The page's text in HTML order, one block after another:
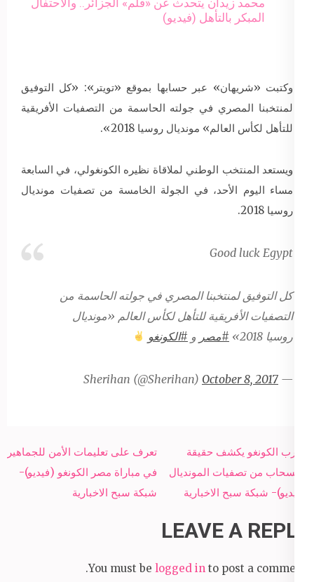
المبكر بالتأهل (فيديو)
وكتبت «شريهان» عبر حسابها بموقع «تويتر»: «كل التوفيق
لمنتخبنا المصري في جولته الحاسمة من التصفيات الأفريقية
للتأهل لكأس العالم» مونديال روسيا 2018».
ويستعد المنتخب الوطني لملاقاة نظيره الكونغولي، في السابعة
مساء اليوم الأحد، في الجولة الخامسة من تصفيات مونديال
روسيا 2018.
Good luck Egypt
كل التوفيق لمنتخبنا المصري في جولته الحاسمة من
التصفيات الأفريقية للتأهل لكأس العالم «مونديال
روسيا 2018»
#مصر و #الكونغو
— Sherihan (@Sherihan)
October 8, 2017
Post
navigation
تعرف على تعليمات الأمن للجماهير
في مباراة مصر الكونغو (فيديو)-
شبكة سبح الاخبارية
مدرب الكونغو يكشف حقيقة
الانسحاب من تصفيات المونديال
(فيديو)- شبكة سبح الاخبارية
LEAVE A REPLY
You must be logged in to post a comment.